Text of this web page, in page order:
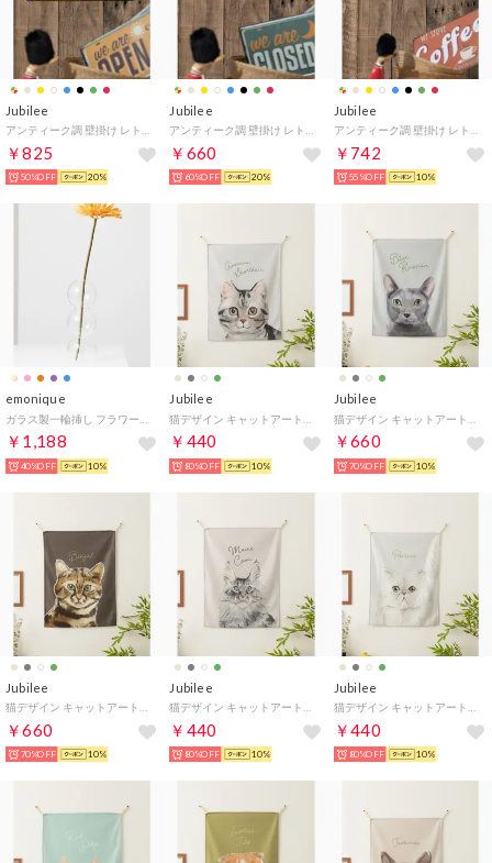
Jubilee
￥825
50%OFF 20%
Jubilee
￥660
60%OFF 20%
Jubilee
￥742
55%OFF 10%
emonique
￥1,188
40%OFF 10%
Jubilee
￥440
80%OFF 10%
Jubilee
￥660
70%OFF 10%
Jubilee
￥660
70%OFF 10%
Jubilee
￥440
80%OFF 10%
Jubilee
￥440
80%OFF 10%